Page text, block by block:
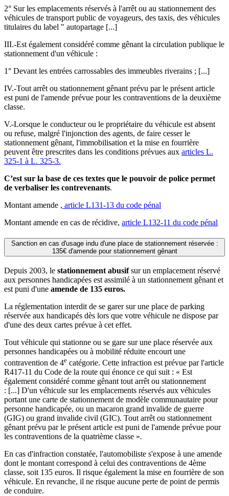
2° Sur les emplacements réservés à l'arrêt ou au stationnement des
véhicules de transport public de voyageurs, des taxis, des véhicules
titulaires du label " autopartage [...]
III.-Est également considéré comme gênant la circulation publique le
stationnement d'un véhicule :
1° Devant les entrées carrossables des immeubles riverains ; [...]
IV.-Tout arrêt ou stationnement gênant prévu par le présent article
est puni de l'amende prévue pour les contraventions de la deuxième
classe.
V.-Lorsque le conducteur ou le propriétaire du véhicule est absent
ou refuse, malgré l'injonction des agents, de faire cesser le
stationnement gênant, l'immobilisation et la mise en fourrière
peuvent être prescrites dans les conditions prévues aux articles L.
325-1 à L. 325-3.
C’est sur la base de ces textes que le pouvoir de police permet
de verbaliser les contrevenants.
Montant amende , article L131-13 du code pénal
Montant amende en cas de récidive, article L132-11 du code pénal
Sanction en cas d'usage indu d'une place de stationnement réservée :
135€ d'amende pour stationnement gênant
Depuis 2003, le stationnement abusifsur un emplacement réservé
aux personnes handicapées est assimilé à un stationnement gênant et
est puni d'une amende de 135 euros.
La réglementation interdit de se garer sur une place de parking
réservée aux handicapés dès lors que votre véhicule ne dispose par
d'une des deux cartes prévue à cet effet.
Tout véhicule qui stationne ou se gare sur une place réservée aux
personnes handicapées ou à mobilité réduite encourt une
contravention de 4e catégorie. Cette infraction est prévue par l'article
R417-11 du Code de la route qui énonce ce qui suit : « Est
également considéré comme gênant tout arrêt ou stationnement
: [...] D'un véhicule sur les emplacements réservés aux véhicules
portant une carte de stationnement de modèle communautaire pour
personne handicapée, ou un macaron grand invalide de guerre
(GIG) ou grand invalide civil (GIC). Tout arrêt ou stationnement
gênant prévu par le présent article est puni de l'amende prévue pour
les contraventions de la quatrième classe ».
En cas d'infraction constatée, l'automobiliste s'expose à une amende
dont le montant correspond à celui des contraventions de 4ème
classe, soit 135 euros. Il risque également la mise en fourrière de son
véhicule. En revanche, il ne risque aucune perte de point de permis
de conduire.